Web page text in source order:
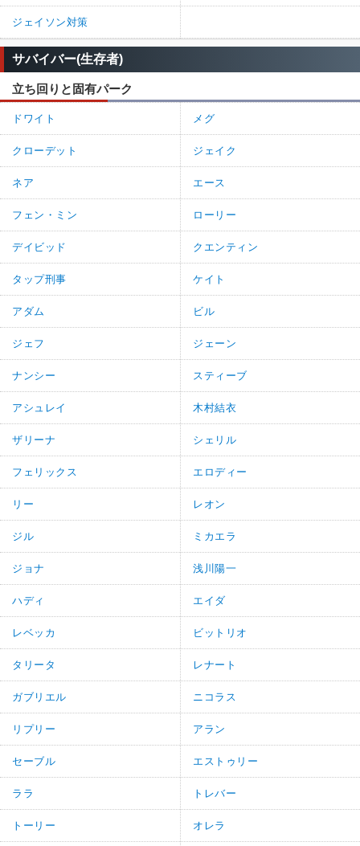
ジェイソン対策
サバイバー(生存者)
立ち回りと固有パーク
ドワイト メグ
クローデット ジェイク
ネア エース
フェン・ミン ローリー
デイビッド クエンティン
タップ刑事 ケイト
アダム ビル
ジェフ ジェーン
ナンシー スティーブ
アシュレイ 木村結衣
ザリーナ シェリル
フェリックス エロディー
リー レオン
ジル ミカエラ
ジョナ 浅川陽一
ハディ エイダ
レベッカ ビットリオ
タリータ レナート
ガブリエル ニコラス
リプリー アラン
セーブル エストゥリー
ララ トレバー
トーリー オレラ